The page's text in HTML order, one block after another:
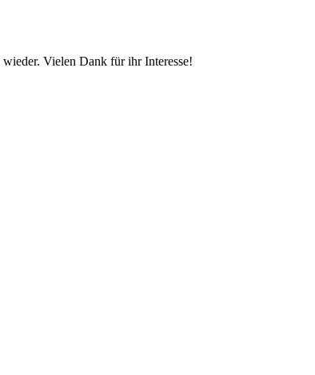
Vielen Dank für ihr Interesse!